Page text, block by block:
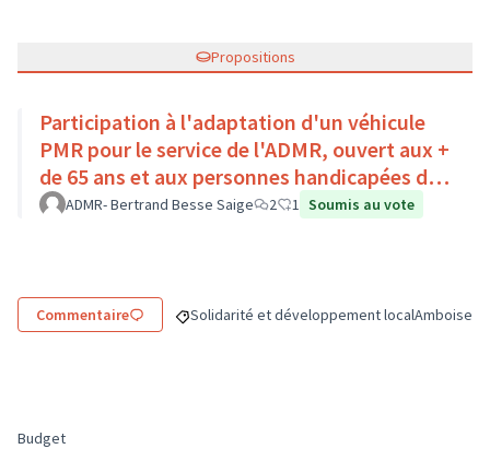
Propositions
Participation à l'adaptation d'un véhicule
PMR pour le service de l'ADMR, ouvert aux +
de 65 ans et aux personnes handicapées du
Pays Loire-Touraine.
ADMR- Bertrand Besse Saige 2 1 Soumis au vote
Commentaire Filtrer les résultats de la catégorie :
Solidarité et développement localFiltrer les
Amboise
Budget